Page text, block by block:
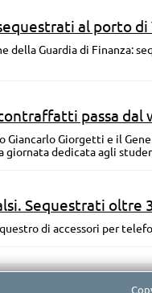
al porto di
della Guardia di Finanza:
passa dal
Giancarlo Giorgetti e il
giornata dedicata agli
Sequestrati oltre
di accessori per